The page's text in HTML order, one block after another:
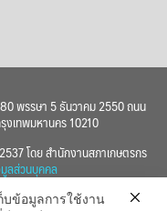
พรรษา 5 ธันวาคม 2550 ถนน
เทพมหานคร 10210
โดย สำนักงานสภาเกษตรกร
ลส่วนบุคคล
บข้อมูลการใช้งาน